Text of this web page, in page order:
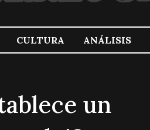
CULTURA ANÁLISIS
un